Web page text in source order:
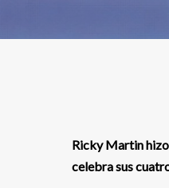
Ricky Martin
celebra sus